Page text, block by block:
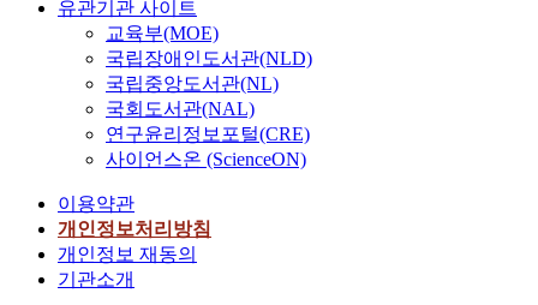
유관기관 사이트
교육부(MOE)
국립장애인도서관(NLD)
국립중앙도서관(NL)
국회도서관(NAL)
연구윤리정보포털(CRE)
사이언스온 (ScienceON)
이용약관
개인정보처리방침
개인정보 재동의
기관소개